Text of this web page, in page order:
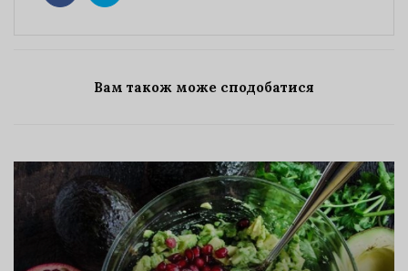
Вам також може сподобатися